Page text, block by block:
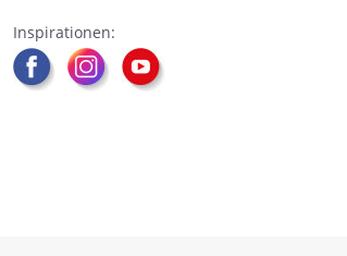
Inspirationen: